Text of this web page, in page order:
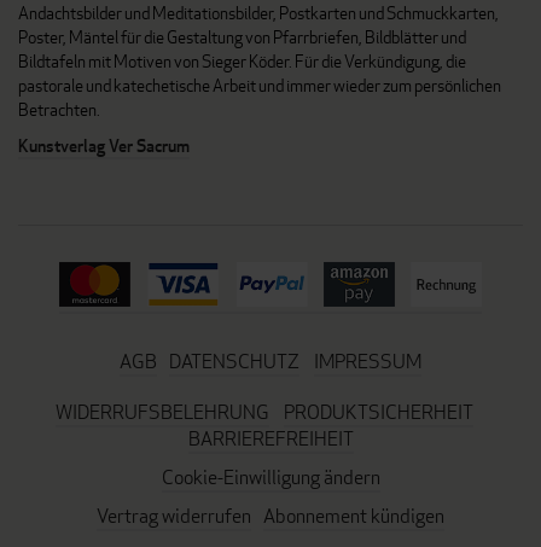
Andachtsbilder und Meditationsbilder, Postkarten und Schmuckkarten,
Poster, Mäntel für die Gestaltung von Pfarrbriefen, Bildblätter und
Bildtafeln mit Motiven von Sieger Köder. Für die Verkündigung, die
pastorale und katechetische Arbeit und immer wieder zum persönlichen
Betrachten.
Kunstverlag Ver Sacrum
AGB DATENSCHUTZ
IMPRESSUM
WIDERRUFSBELEHRUNG
PRODUKTSICHERHEIT
BARRIEREFREIHEIT
Cookie-Einwilligung ändern
Vertrag widerrufen Abonnement kündigen